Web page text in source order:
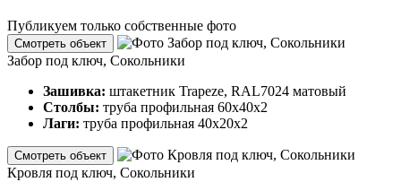
Публикуем только собственные фото
Смотреть объект
Забор под ключ, Сокольники
Зашивка: штакетник Trapeze, RAL7024 матовый
Столбы: труба профильная 60х40х2
Лаги: труба профильная 40х20х2
Смотреть объект
Кровля под ключ, Сокольники